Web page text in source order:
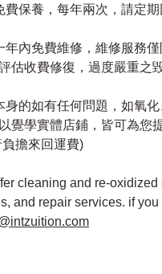
費保養，每年兩次，請定期
年內免費維修，維修服務
估收費修復，過度嚴重之
身的如有任何問題，如氧
覺學實體店鋪，皆可為您
負擔來回運費)
cleaning and re-
and repair services. if